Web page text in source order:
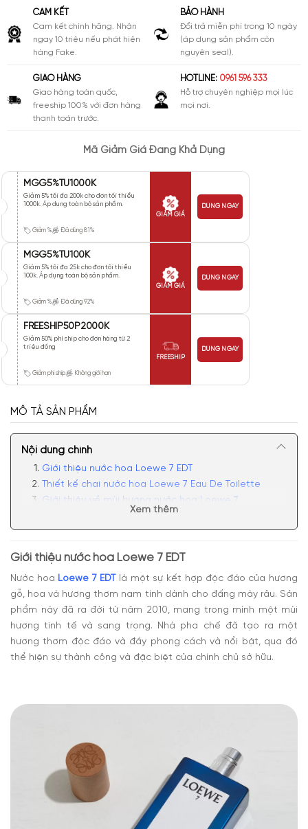
CAM KẾT
Cam kết chính hãng. Nhận
ngay 10 triệu nếu phát hiện
hàng Fake.
BẢO HÀNH
Đổi trả miễn phí trong 10 ngày
(áp dụng sản phẩm còn
nguyên seal).
GIAO HÀNG
Giao hàng toàn quốc,
freeship 100% với đơn hàng
thanh toán trước.
HOTLINE: 0961 596 333
Hỗ trợ chuyên nghiệp mọi lúc
mọi nơi.
Mã Giảm Giá Đang Khả Dụng
MGG5%TU1000K
Giảm 5% tối đa 200k cho đơn tối thiểu
1000k. Áp dụng toàn bộ sản phẩm.
Giảm % Đã dùng 81%
GIẢM GIÁ
DÙNG NGAY
MGG5%TU100K
Giảm 5% tối đa 25k cho đơn tối thiểu
100k. Áp dụng toàn bộ sản phẩm.
Giảm % Đã dùng 92%
GIẢM GIÁ
DÙNG NGAY
FREESHIP50P2000K
Giảm 50% phí ship cho đơn hàng từ 2
triệu đồng
Giảm phí ship Không giới hạn
FREESHIP
DÙNG NGAY
MÔ TẢ SẢN PHẨM
Nội dung chính
Giới thiệu nước hoa Loewe 7 EDT
Thiết kế chai nước hoa Loewe 7 Eau De Toilette
Giới thiệu về mùi hương nước hoa Loewe 7
Xem thêm
Giới thiệu nước hoa Loewe 7 EDT
Nước hoa Loewe 7 EDT là một sự kết hợp độc đáo của hương
gỗ, hoa và hương thơm nam tính dành cho đấng mày râu. Sản
phẩm này đã ra đời từ năm 2010, mang trong mình một mùi
hương tinh tế và sang trọng. Nhà pha chế đã tạo ra một
hương thơm độc đáo và đầy phong cách và nổi bật, qua đó
thể hiện sự thành công và đặc biệt của chính chủ sở hữu.